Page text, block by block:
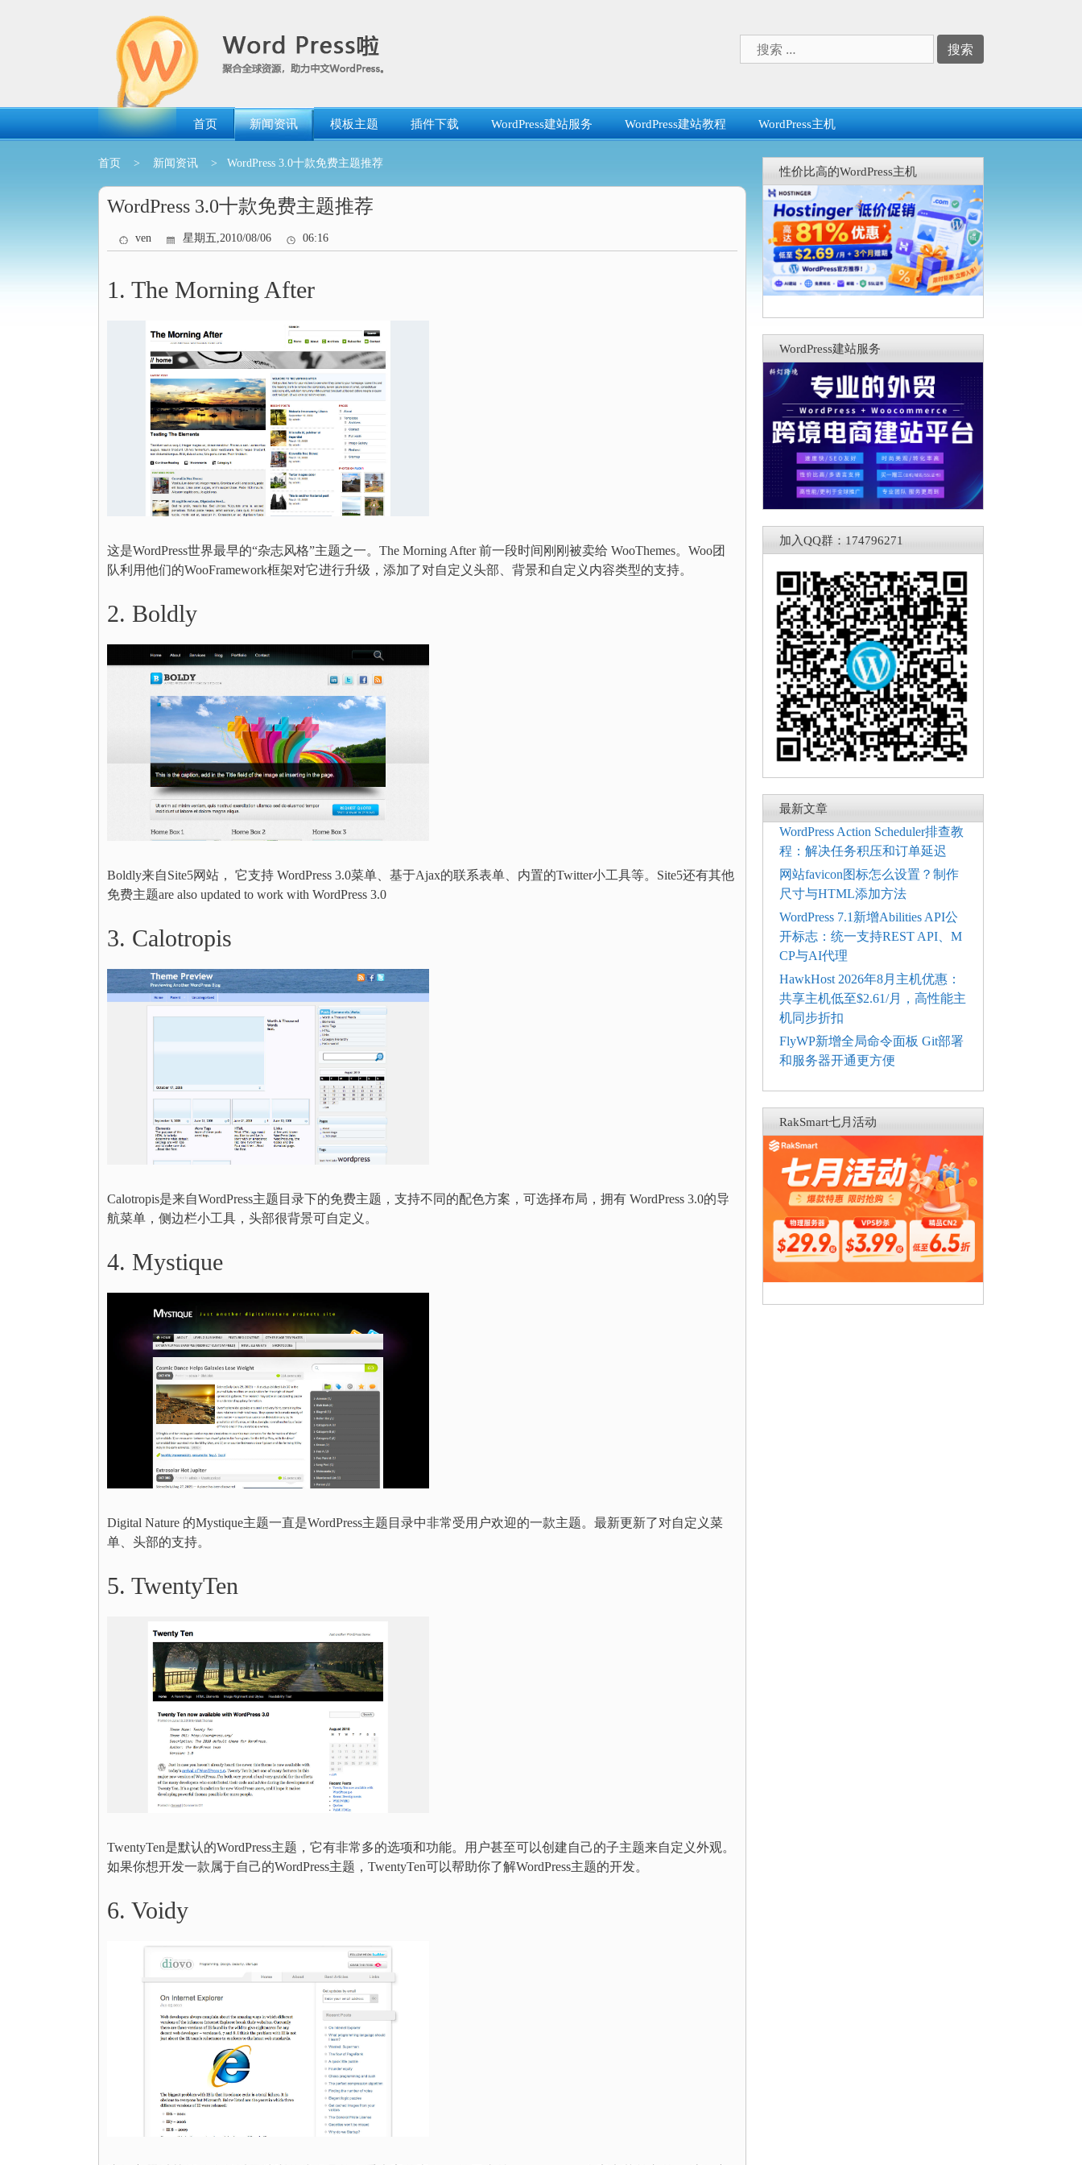
索：
首页 新闻资讯 模板主题 插件下载 WordPress建站服务 WordPress建站教程 WordPress主机
首页 > 新闻资讯 > WordPress 3.0十款免费主题推荐
WordPress 3.0十款免费主题推荐
ven 星期五,2010/08/06 06:16
1. The Morning After
这是WordPress世界最早的“杂志风格”主题之一。The Morning After 前一段时间刚刚被卖给 WooThemes。Woo团
队利用他们的WooFramework框架对它进行升级，添加了对自定义头部、背景和自定义内容类型的支持。
2. Boldly
Boldly来自Site5网站， 它支持 WordPress 3.0菜单、基于Ajax的联系表单、内置的Twitter小工具等。Site5还有其他
免费主题are also updated to work with WordPress 3.0
3. Calotropis
Calotropis是来自WordPress主题目录下的免费主题，支持不同的配色方案，可选择布局，拥有 WordPress 3.0的导
航菜单，侧边栏小工具，头部很背景可自定义。
4. Mystique
Digital Nature 的Mystique主题一直是WordPress主题目录中非常受用户欢迎的一款主题。最新更新了对自定义菜
单、头部的支持。
5. TwentyTen
TwentyTen是默认的WordPress主题，它有非常多的选项和功能。用户甚至可以创建自己的子主题来自定义外观。
如果你想开发一款属于自己的WordPress主题，TwentyTen可以帮助你了解WordPress主题的开发。
6. Voidy
性价比高的WordPress主机
WordPress建站服务
加入QQ群：174796271
最新文章
WordPress Action Scheduler排查教
程：解决任务积压和订单延迟
网站favicon图标怎么设置？制作
尺寸与HTML添加方法
WordPress 7.1新增Abilities API公
开标志：统一支持REST API、M
CP与AI代理
HawkHost 2026年8月主机优惠：
共享主机低至$2.61/月，高性能主
机同步折扣
FlyWP新增全局命令面板 Git部署
和服务器开通更方便
RakSmart七月活动